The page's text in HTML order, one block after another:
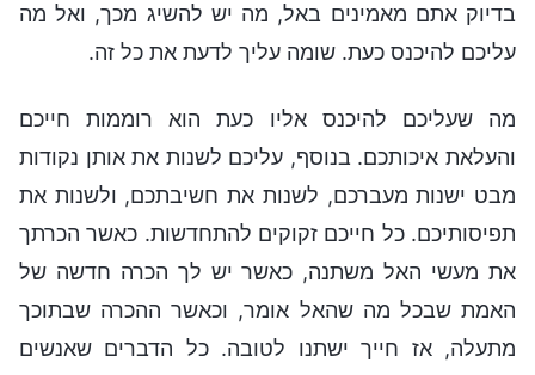
בדיוק אתם מאמינים באל, מה יש להשיג מכך, ואל מה
עליכם להיכנס כעת. שומה עליך לדעת את כל זה.
מה שעליכם להיכנס אליו כעת הוא רוממות חייכם
והעלאת איכותכם. בנוסף, עליכם לשנות את אותן נקודות
מבט ישנות מעברכם, לשנות את חשיבתכם, ולשנות את
תפיסותיכם. כל חייכם זקוקים להתחדשות. כאשר הכרתך
את מעשי האל משתנה, כאשר יש לך הכרה חדשה של
האמת שבכל מה שהאל אומר, וכאשר ההכרה שבתוכך
מתעלה, אז חייך ישתנו לטובה. כל הדברים שאנשים